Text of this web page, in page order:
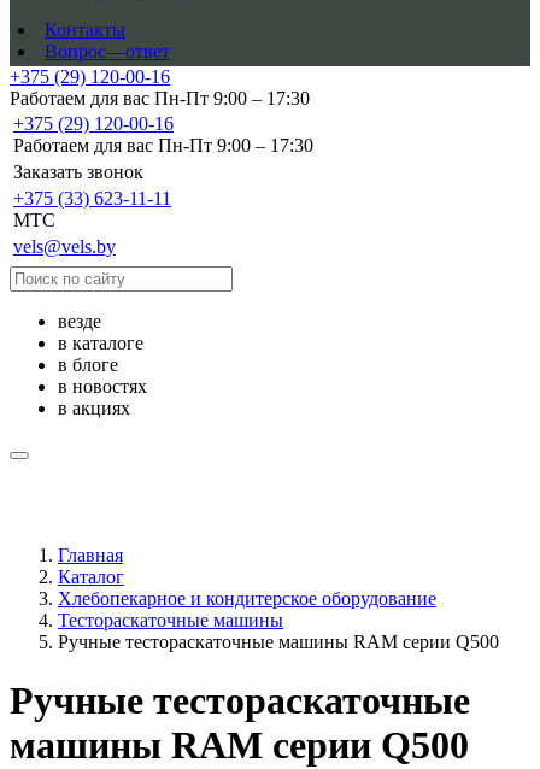
Контакты
Вопрос—ответ
+375 (29) 120-00-16
Работаем для вас Пн-Пт 9:00 – 17:30
+375 (29) 120-00-16
Работаем для вас Пн-Пт 9:00 – 17:30
Заказать звонок
+375 (33) 623-11-11
MTC
vels@vels.by
везде
в каталоге
в блоге
в новостях
в акциях
Главная
Каталог
Хлебопекарное и кондитерское оборудование
Тестораскаточные машины
Ручные тестораскаточные машины RAM серии Q500
Ручные тестораскаточные
машины RAM серии Q500